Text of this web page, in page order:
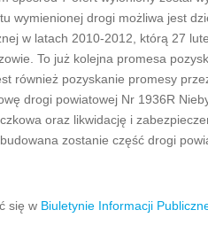
wymienionej drogi możliwa jest
w latach 2010-2012, którą 27
To już kolejna promesa
również pozyskanie promesy
drogi powiatowej Nr 1936R
oraz likwidację i
zostanie część drogi
się w Biuletynie Informacji